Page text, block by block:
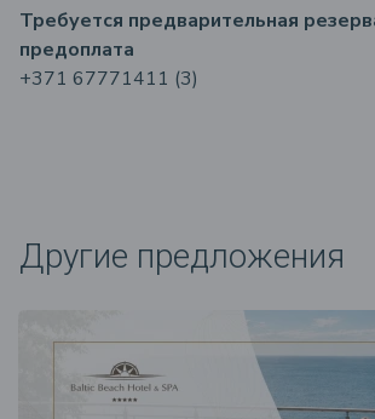
Требуется предварительная
предоплата
+371 67771411 (3)
Другие предложения